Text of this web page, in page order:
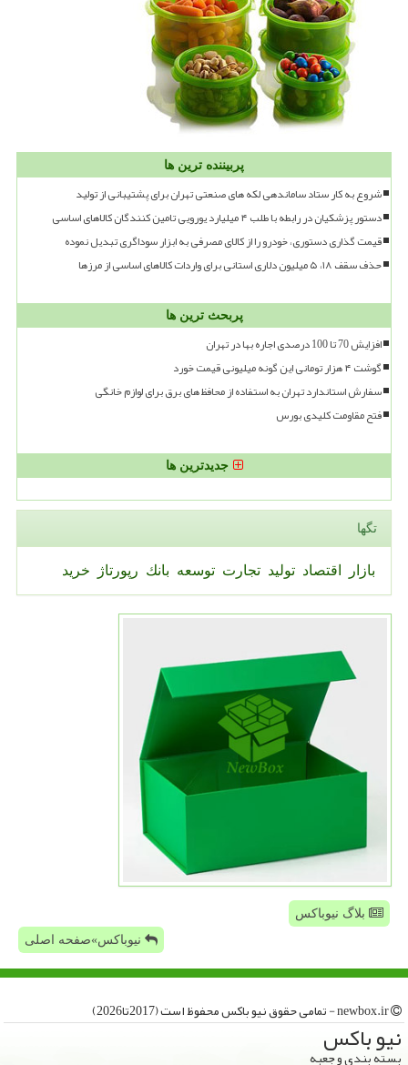
پربیننده ترین ها
شروع به کار ستاد ساماندهی لکه های صنعتی تهران برای پشتیبانی از تولید
دستور پزشکیان در رابطه با طلب ۴ میلیارد یورویی تامین کنندگان کالاهای اساسی
قیمت گذاری دستوری، خودرو را از کالای مصرفی به ابزار سوداگری تبدیل نموده
حذف سقف ۱۸، ۵ میلیون دلاری استانی برای واردات کالاهای اساسی از مرزها
پربحث ترین ها
افزایش 70 تا 100 درصدی اجاره بها در تهران
گوشت ۴ هزار تومانی این گونه میلیونی قیمت خورد
سفارش استاندارد تهران به استفاده از محافظ های برق برای لوازم خانگی
فتح مقاومت کلیدی بورس
جدیدترین ها
تگها
بازار اقتصاد تولید تجارت توسعه بانك رپورتاژ خرید
بلاگ نیوباکس
نیوباکس»صفحه اصلی
نیو باكس
بسته بندی و جعبه